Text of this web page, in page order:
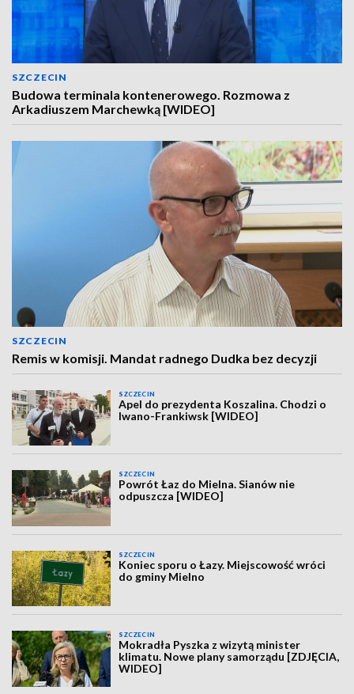
SZCZECIN
Budowa terminala kontenerowego. Rozmowa z
Arkadiuszem Marchewką [WIDEO]
SZCZECIN
Remis w komisji. Mandat radnego Dudka bez decyzji
SZCZECIN
Apel do prezydenta Koszalina. Chodzi o
Iwano-Frankiwsk [WIDEO]
SZCZECIN
Powrót Łaz do Mielna. Sianów nie
odpuszcza [WIDEO]
SZCZECIN
Koniec sporu o Łazy. Miejscowość wróci
do gminy Mielno
SZCZECIN
Mokradła Pyszka z wizytą minister
klimatu. Nowe plany samorządu [ZDJĘCIA,
WIDEO]